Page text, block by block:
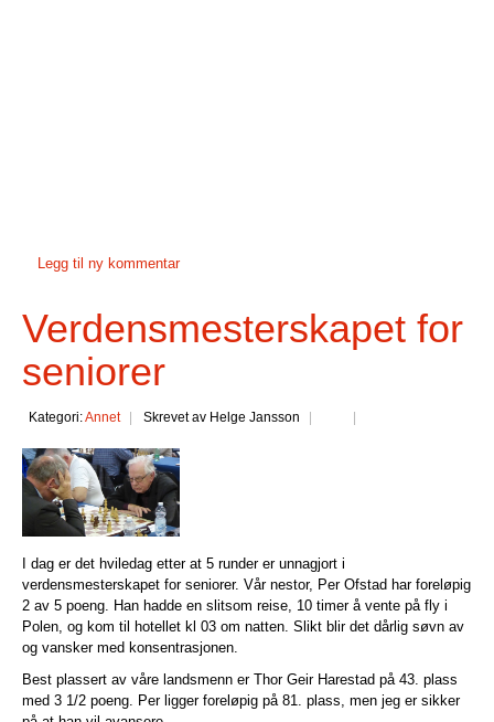
Legg til ny kommentar
Verdensmesterskapet for
seniorer
Kategori:Annet Skrevet av Helge Jansson
I dag er det hviledag etter at 5 runder er unnagjort i
verdensmesterskapet for seniorer. Vår nestor, Per Ofstad har foreløpig
2 av 5 poeng. Han hadde en slitsom reise, 10 timer å vente på fly i
Polen, og kom til hotellet kl 03 om natten. Slikt blir det dårlig søvn av
og vansker med konsentrasjonen.
Best plassert av våre landsmenn er Thor Geir Harestad på 43. plass
med 3 1/2 poeng. Per ligger foreløpig på 81. plass, men jeg er sikker